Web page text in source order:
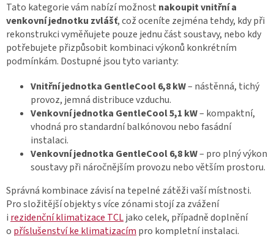
Tato kategorie vám nabízí možnost nakoupit vnitřní a
venkovní jednotku zvlášť, což oceníte zejména tehdy, kdy při
rekonstrukci vyměňujete pouze jednu část soustavy, nebo kdy
potřebujete přizpůsobit kombinaci výkonů konkrétním
podmínkám. Dostupné jsou tyto varianty:
Vnitřní jednotka GentleCool 6,8 kW– nástěnná, tichý
provoz, jemná distribuce vzduchu.
Venkovní jednotka GentleCool 5,1 kW– kompaktní,
vhodná pro standardní balkónovou nebo fasádní
instalaci.
Venkovní jednotka GentleCool 6,8 kW– pro plný výkon
soustavy při náročnějším provozu nebo větším prostoru.
Správná kombinace závisí na tepelné zátěži vaší místnosti.
Pro složitější objekty s více zónami stojí za zvážení
irezidenční klimatizace TCLjako celek, případně doplnění
o příslušenství ke klimatizacímpro kompletní instalaci.